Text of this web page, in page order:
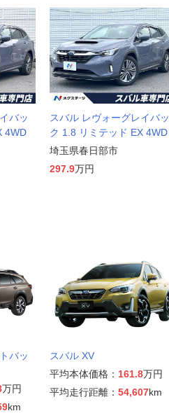
バッ
4WD
スバル レヴォーグレイバッ
ク 1.8 リミテッド EX 4WD
埼玉県春日部市
297.9万円
バッ
万円
km
スバル XV
平均本体価格： 161.8万円
平均走行距離： 54,607km